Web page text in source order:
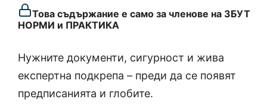
Това съдържание е само за членове на ЗБУТ
НОРМИ и ПРАКТИКА
Нужните документи, сигурност и жива
експертна подкрепа – преди да се появят
предписанията и глобите.